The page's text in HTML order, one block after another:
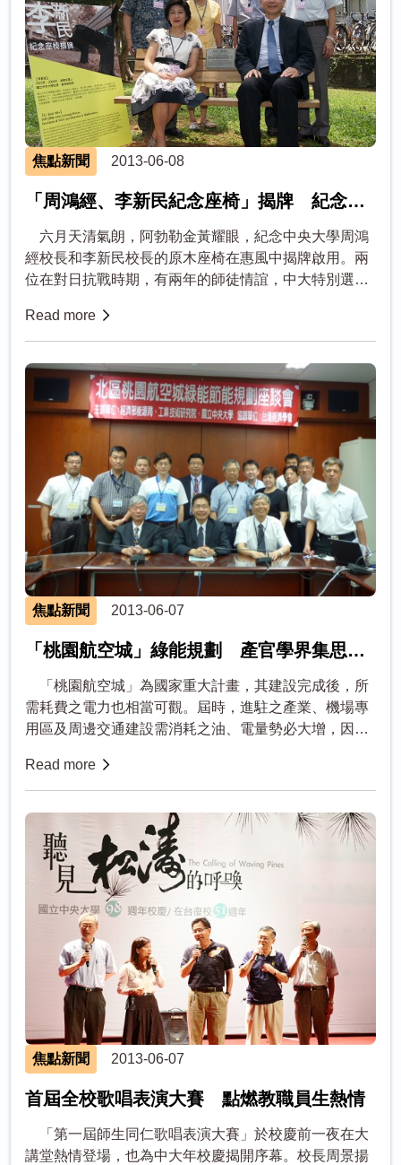
焦點新聞 2013-06-08
「周鴻經、李新民紀念座椅」揭牌 紀念師
六月天清氣朗，阿勃勒金黃耀眼，紀念中央大學周鴻
經校長和李新民校長的原木座椅在惠風中揭牌啟用。兩
位在對日抗戰時期，有兩年的師徒情誼，中大特別選在
紛紛到場共襄盛舉，場面熱鬧而...
Read more
焦點新聞 2013-06-07
「桃園航空城」綠能規劃 產官學界集思廣
「桃園航空城」為國家重大計畫，其建設完成後，所
需耗費之電力也相當可觀。屆時，進駐之產業、機場專
用區及周邊交通建設需消耗之油、電量勢必大增，因
Read more
焦點新聞 2013-06-07
首屆全校歌唱表演大賽 點燃教職員生熱情
「第一屆師生同仁歌唱表演大賽」於校慶前一夜在大
講堂熱情登場，也為中大年校慶揭開序幕。校長周景揚